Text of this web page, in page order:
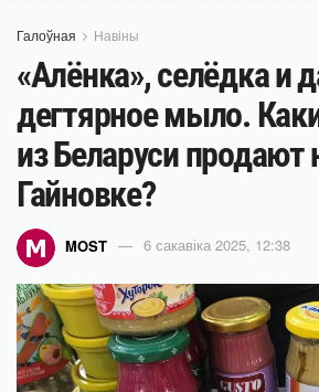
Галоўная Навіны
«Алёнка», селёдка и
дегтярное мыло.
из Беларуси продают
Гайновке?
MOST 6 сакавіка 2025, 12:38